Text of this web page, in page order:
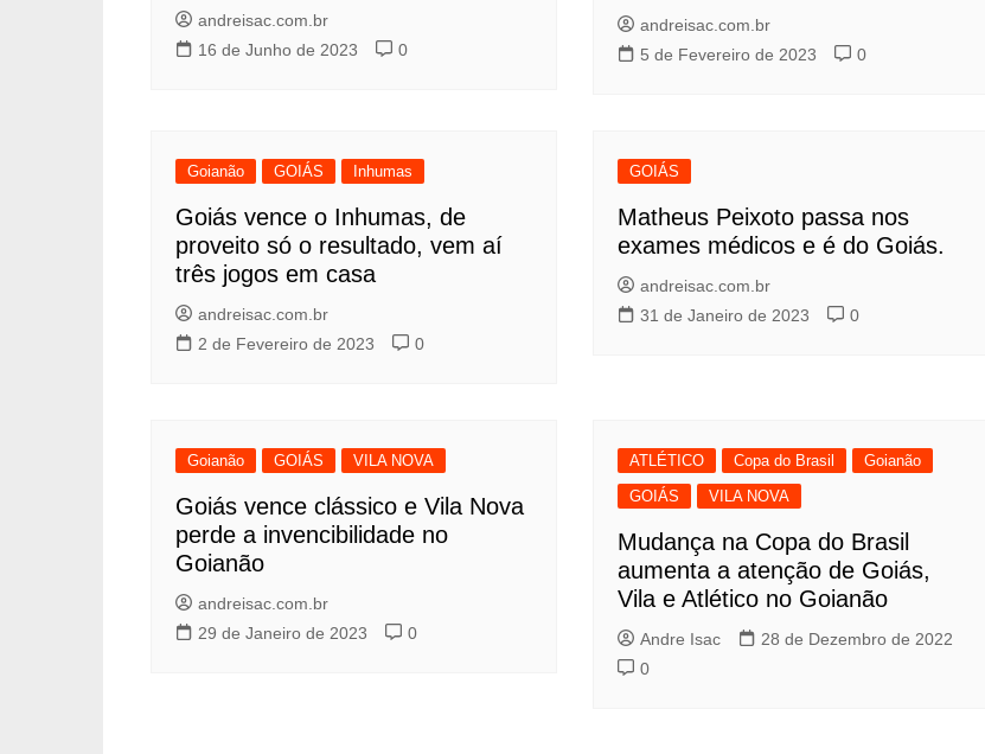
andreisac.com.br
16 de Junho de 2023
0
andreisac.com.br
5 de Fevereiro de 2023
0
Goianão GOIÁS Inhumas
Goiás vence o Inhumas, de
proveito só o resultado, vem aí
três jogos em casa
andreisac.com.br
2 de Fevereiro de 2023
0
GOIÁS
Matheus Peixoto passa nos
exames médicos e é do Goiás.
andreisac.com.br
31 de Janeiro de 2023
0
Goianão GOIÁS VILA NOVA
Goiás vence clássico e Vila Nova
perde a invencibilidade no
Goianão
andreisac.com.br
29 de Janeiro de 2023
0
ATLÉTICO Copa do Brasil
Goianão
GOIÁS
VILA NOVA
Mudança na Copa do Brasil
aumenta a atenção de Goiás,
Vila e Atlético no Goianão
Andre Isac
28 de Dezembro de 2022
0